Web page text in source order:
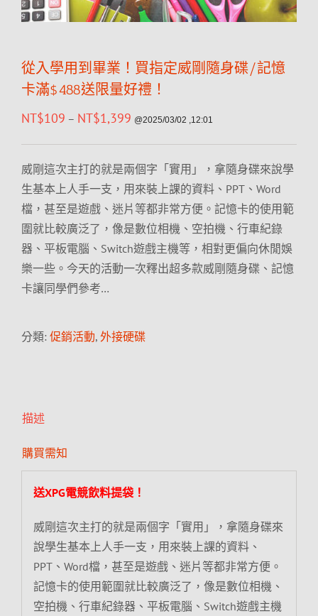
從入學用到畢業！買指定威剛隨身碟/記憶
卡滿$488送限量好禮！
NT$109 – NT$1,399 @2025/03/02 ,12:01
威剛這次主打的就是兩個字「實用」，拿隨身碟來說學
生基本上人手一支，用來裝上課的資料、PPT、Word
檔，甚至是遊戲、迷片等都非常方便。記憶卡的使用範
圍就比較廣泛了，像是數位相機、空拍機、行車紀錄
器、平板電腦、Switch遊戲主機等，相對更偏向休閒娛
樂一些。今天的活動一次釋出超多款威剛隨身碟、記憶
卡讓同學們參考…
分類: 促銷活動, 外接硬碟
描述
購買需知
送XPG電競飲料提袋！
威剛這次主打的就是兩個字「實用」，拿隨身碟來
說學生基本上人手一支，用來裝上課的資料、
PPT、Word檔，甚至是遊戲、迷片等都非常方便。
記憶卡的使用範圍就比較廣泛了，像是數位相機、
空拍機、行車紀錄器、平板電腦、Switch遊戲主機